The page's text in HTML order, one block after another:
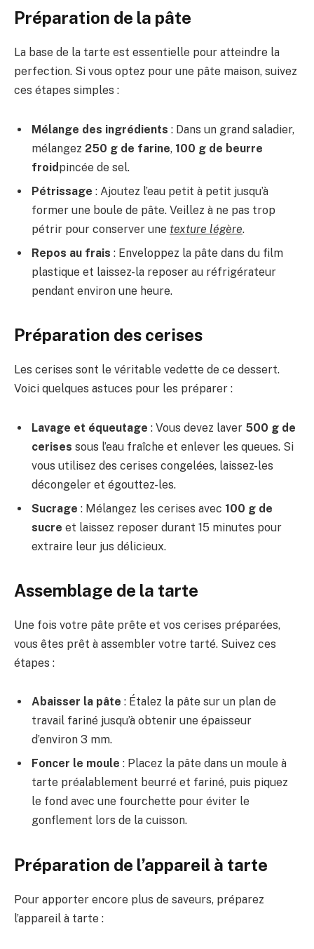
Préparation de la pâte
La base de la tarte est essentielle pour atteindre la
perfection. Si vous optez pour une pâte maison, suivez
ces étapes simples :
Mélange des ingrédients : Dans un grand saladier,
mélangez 250 g de farine, 100 g de beurre
froidpincée de sel.
Pétrissage : Ajoutez l’eau petit à petit jusqu’à
former une boule de pâte. Veillez à ne pas trop
pétrir pour conserver une texture légère.
Repos au frais : Enveloppez la pâte dans du film
plastique et laissez-la reposer au réfrigérateur
pendant environ une heure.
Préparation des cerises
Les cerises sont le véritable vedette de ce dessert.
Voici quelques astuces pour les préparer :
Lavage et équeutage : Vous devez laver 500 g de
cerises sous l’eau fraîche et enlever les queues. Si
vous utilisez des cerises congelées, laissez-les
décongeler et égouttez-les.
Sucrage : Mélangez les cerises avec 100 g de
sucre et laissez reposer durant 15 minutes pour
extraire leur jus délicieux.
Assemblage de la tarte
Une fois votre pâte prête et vos cerises préparées,
vous êtes prêt à assembler votre tarté. Suivez ces
étapes :
Abaisser la pâte : Étalez la pâte sur un plan de
travail fariné jusqu’à obtenir une épaisseur
d’environ 3 mm.
Foncer le moule : Placez la pâte dans un moule à
tarte préalablement beurré et fariné, puis piquez
le fond avec une fourchette pour éviter le
gonflement lors de la cuisson.
Préparation de l’appareil à tarte
Pour apporter encore plus de saveurs, préparez
l’appareil à tarte :